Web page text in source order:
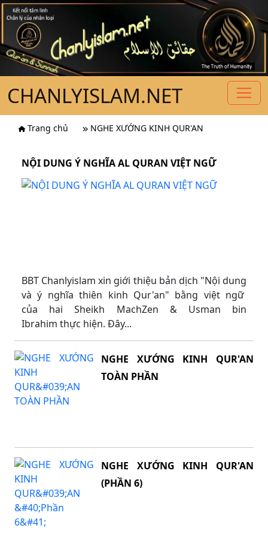
CHANLYISLAM.NET
Trang chủ NGHE XƯỚNG KINH QUR'AN
NỘI DUNG Ý NGHĨA AL QURAN VIỆT NGỮ
BBT Chanlyislam xin giới thiệu bản dịch "Nội dung
và ý nghĩa thiên kinh Qur'an" bằng việt ngữ
của hai Sheikh MachZen & Usman bin
Ibrahim thực hiện. Đây...
NGHE XƯỚNG KINH QUR'AN
TOÀN PHẦN
NGHE XƯỚNG KINH QUR'AN
(PHẦN 6)